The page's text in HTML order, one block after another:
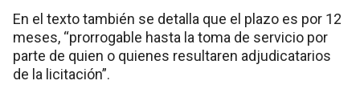
En el texto también se detalla que el plazo es por 12
meses, “prorrogable hasta la toma de servicio por
parte de quien o quienes resultaren adjudicatarios
de la licitación”.